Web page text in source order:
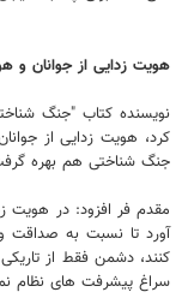
هویت زدایی از جوانان و
نویسنده کتاب "جنگ
کرد، هویت زدایی از
جنگ شناختی هم بهره
مقدم فر افزود: در هویت
آورد تا نسبت به صداقت و
کنند، دشمن فقط از
سراغ پیشرفت های نظام